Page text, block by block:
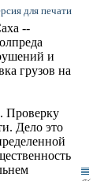
для печати
--
и
грузов на
Проверку
Дело это